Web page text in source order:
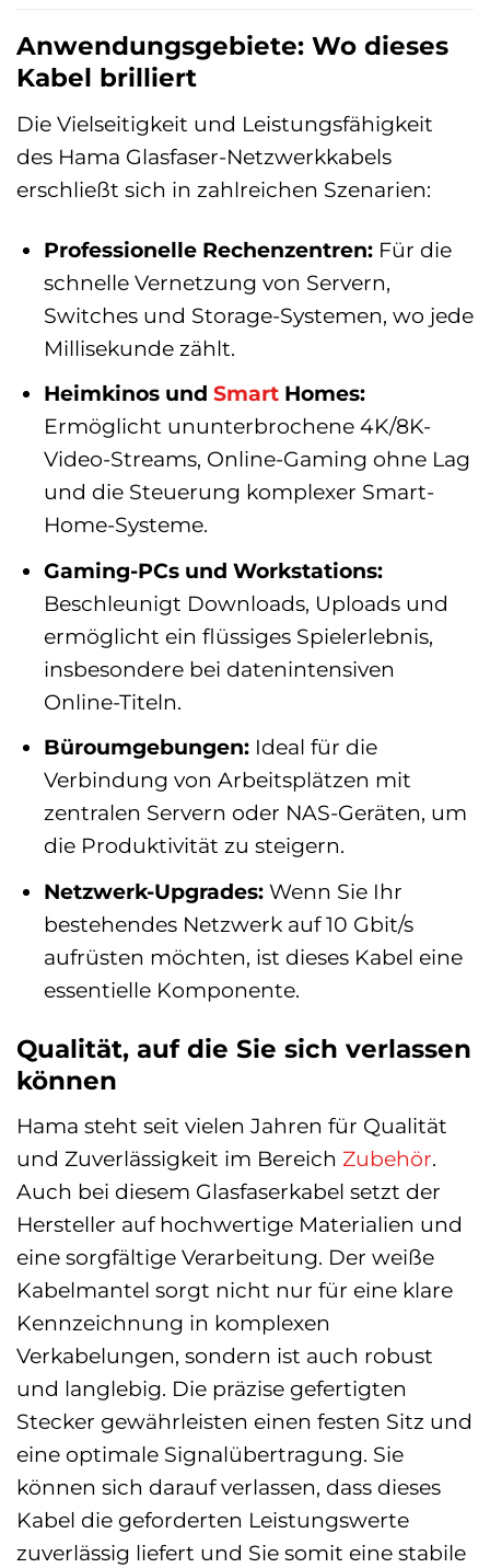
Anwendungsgebiete: Wo dieses
Kabel brilliert
Die Vielseitigkeit und Leistungsfähigkeit
des Hama Glasfaser-Netzwerkkabels
erschließt sich in zahlreichen Szenarien:
Professionelle Rechenzentren:Für die
schnelle Vernetzung von Servern,
Switches und Storage-Systemen, wo jede
Millisekunde zählt.
Heimkinos und SmartHomes:
Ermöglicht ununterbrochene 4K/8K-
Video-Streams, Online-Gaming ohne Lag
und die Steuerung komplexer Smart-
Home-Systeme.
Gaming-PCs und Workstations:
Beschleunigt Downloads, Uploads und
ermöglicht ein flüssiges Spielerlebnis,
insbesondere bei datenintensiven
Online-Titeln.
Büroumgebungen:Ideal für die
Verbindung von Arbeitsplätzen mit
zentralen Servern oder NAS-Geräten, um
die Produktivität zu steigern.
Netzwerk-Upgrades:Wenn Sie Ihr
bestehendes Netzwerk auf 10 Gbit/s
aufrüsten möchten, ist dieses Kabel eine
essentielle Komponente.
Qualität, auf die Sie sich verlassen
können
Hama steht seit vielen Jahren für Qualität
und Zuverlässigkeit im Bereich Zubehör.
Auch bei diesem Glasfaserkabel setzt der
Hersteller auf hochwertige Materialien und
eine sorgfältige Verarbeitung. Der weiße
Kabelmantel sorgt nicht nur für eine klare
Kennzeichnung in komplexen
Verkabelungen, sondern ist auch robust
und langlebig. Die präzise gefertigten
Stecker gewährleisten einen festen Sitz und
eine optimale Signalübertragung. Sie
können sich darauf verlassen, dass dieses
Kabel die geforderten Leistungswerte
zuverlässig liefert und Sie somit eine stabile